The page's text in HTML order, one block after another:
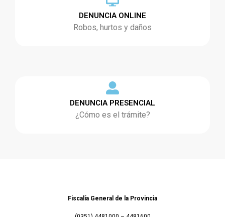
DENUNCIA ONLINE
Robos, hurtos y daños
DENUNCIA PRESENCIAL
¿Cómo es el trámite?
Fiscalía General de la Provincia